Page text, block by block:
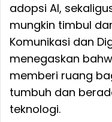
adopsi AI,
mungkin timbul
Komunikasi dan
menegaskan
memberi ruang
tumbuh dan
teknologi.